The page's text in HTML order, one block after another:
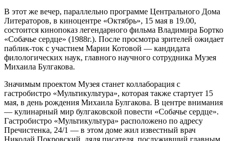
В этот же вечер, параллельно программе Центрального Дома
Литераторов, в киноцентре «Октябрь», 15 мая в 19.00,
состоится кинопоказ легендарного фильма Владимира Бортко
«Собачье сердце» (1988г.). После просмотра зрителей ожидает
паблик-ток с участием Марии Котовой — кандидата
филологических наук, главного научного сотрудника Музея
Михаила Булгакова.
Значимым проектом Музея станет коллаборация с
гастробистро «Мультикультура», которая также стартует 15
мая, в день рождения Михаила Булгакова. В центре внимания
— кулинарный мир булгаковской повести «Собачье сердце».
Гастробистро «Мультикультура» расположено по адресу
Пречистенка, 24/1 — в этом доме жил известный врач
Николай Покровский, дядя писателя, послуживший главным